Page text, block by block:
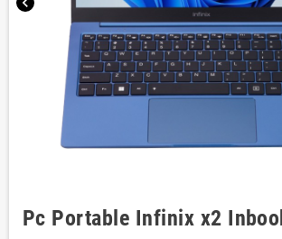
Pc Portable Infinix x2